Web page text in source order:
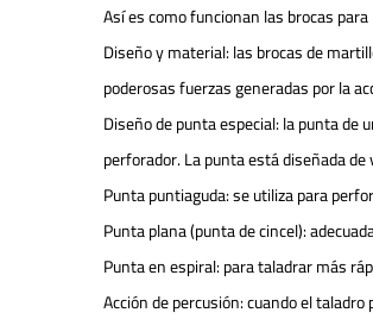
Así es como funcionan las brocas
Diseño y material: las brocas de
poderosas fuerzas generadas por la
Diseño de punta especial: la punta
perforador. La punta está diseñada
Punta puntiaguda: se utiliza para
Punta plana (punta de cincel):
Punta en espiral: para taladrar más
Acción de percusión: cuando el